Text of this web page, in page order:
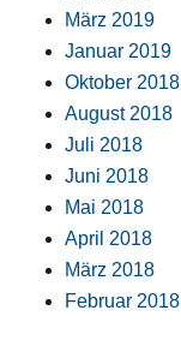
März 2019
Januar 2019
Oktober 2018
August 2018
Juli 2018
Juni 2018
Mai 2018
April 2018
März 2018
Februar 2018